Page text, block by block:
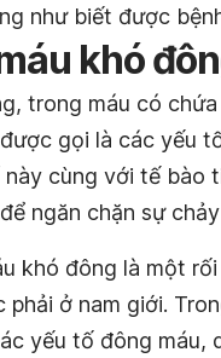
như biết được
khó
trong máu có
gọi là các yếu
cùng với tế bào
ngăn chặn sự
khó đông là một
phải ở nam giới.
yếu tố đông máu,